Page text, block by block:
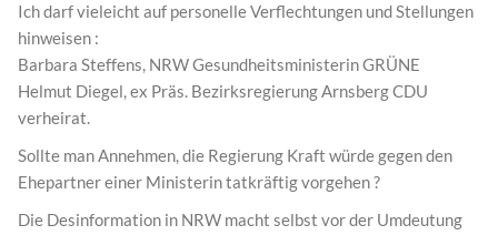
Ich darf vieleicht auf personelle Verflechtungen und Stellungen
hinweisen :
Barbara Steffens, NRW Gesundheitsministerin GRÜNE
Helmut Diegel, ex Präs. Bezirksregierung Arnsberg CDU
verheirat.
Sollte man Annehmen, die Regierung Kraft würde gegen den
Ehepartner einer Ministerin tatkräftig vorgehen ?
Die Desinformation in NRW macht selbst vor der Umdeutung